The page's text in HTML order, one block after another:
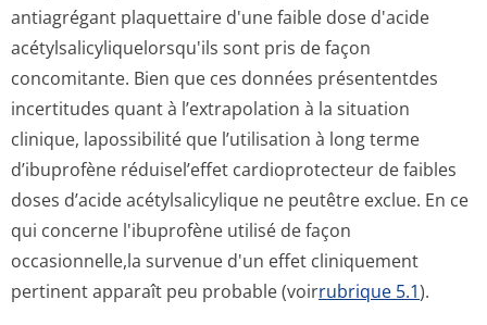
antiagrégant plaquettaire d'une faible dose d'acide
acétylsalicyli­quelorsqu'ils sont pris de façon
concomitante. Bien que ces données présententdes
incertitudes quant à l’extrapolation à la situation
clinique, lapossibilité que l’utilisation à long terme
d’ibuprofène réduisel’effet cardioprotecteur de faibles
doses d’acide acétylsalicylique ne peutêtre exclue. En ce
qui concerne l'ibuprofène utilisé de façon
occasionnelle,la survenue d'un effet cliniquement
pertinent apparaît peu probable (voirrubrique 5.1).